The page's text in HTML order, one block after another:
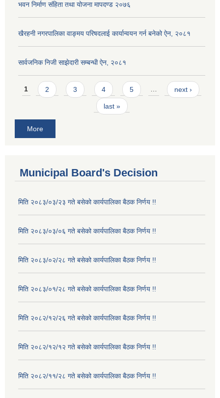
भवन निर्माण संहिता तथा योजना मापदण्ड २०७६
खैरहनी नगरपालिका वाङ्मय परिषदलाई कार्यान्वयन गर्न बनेको ऐन, २०८१
सार्वजनिक निजी साझेदारी सम्बन्धी ऐन, २०८१
Pages
1 2 3 4 5 … next ›
last »
More
Municipal Board's Decision
मिति २०८३/०३/२३ गते बसेको कार्यपालिका बैठक निर्णय !!
मिति २०८३/०३/०६ गते बसेको कार्यपालिका बैठक निर्णय !!
मिति २०८३/०२/२८ गते बसेको कार्यपालिका बैठक निर्णय !!
मिति २०८३/०१/२८ गते बसेको कार्यपालिका बैठक निर्णय !!
मिति २०८२/१२/२६ गते बसेको कार्यपालिका बैठक निर्णय !!
मिति २०८२/१२/१२ गते बसेको कार्यपालिका बैठक निर्णय !!
मिति २०८२/११/२८ गते बसेको कार्यपालिका बैठक निर्णय !!